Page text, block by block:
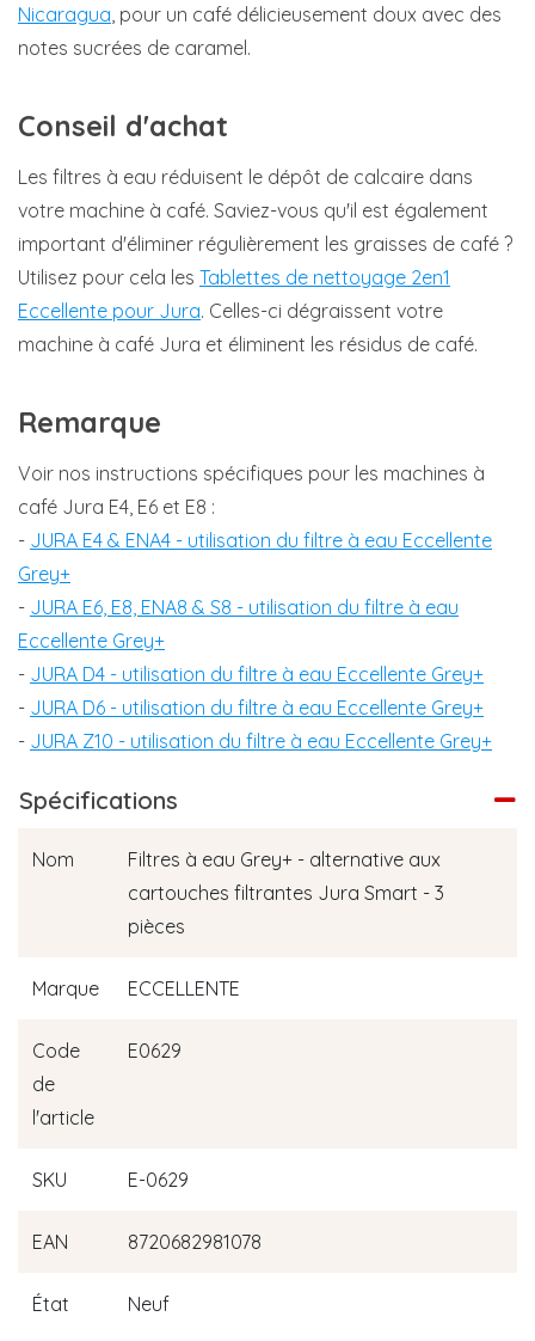
Nicaragua , pour un café délicieusement doux avec des
notes sucrées de caramel.
Conseil d'achat
Les filtres à eau réduisent le dépôt de calcaire dans
votre machine à café. Saviez-vous qu'il est également
important d'éliminer régulièrement les graisses de café ?
Utilisez pour cela les Tablettes de nettoyage 2en1
Eccellente pour Jura. Celles-ci dégraissent votre
machine à café Jura et éliminent les résidus de café.
Remarque
Voir nos instructions spécifiques pour les machines à
café Jura E4, E6 et E8 :
- JURA E4 & ENA4 - utilisation du filtre à eau Eccellente
Grey+
- JURA E6, E8, ENA8 & S8 - utilisation du filtre à eau
Eccellente Grey+
- JURA D4 - utilisation du filtre à eau Eccellente Grey+
- JURA D6 - utilisation du filtre à eau Eccellente Grey+
- JURA Z10 - utilisation du filtre à eau Eccellente Grey+
Spécifications
Nom
Filtres à eau Grey+ - alternative aux
cartouches filtrantes Jura Smart - 3
pièces
Marque ECCELLENTE
Code
de
l'article
E0629
SKU E-0629
EAN 8720682981078
État Neuf